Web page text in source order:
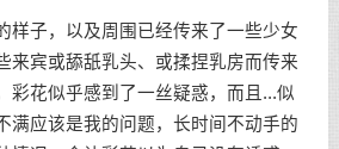
子，以及周围已经传来了一些少女
来宾或舔舐乳头、或揉捏乳房而传来
彩花似乎感到了一丝疑惑，而且...似
满应该是我的问题，长时间不动手的